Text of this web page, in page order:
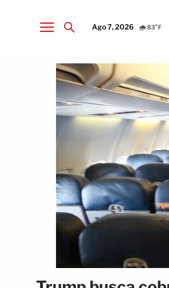
Ago 7, 2026 🌧️ 83°F
MundoNow —